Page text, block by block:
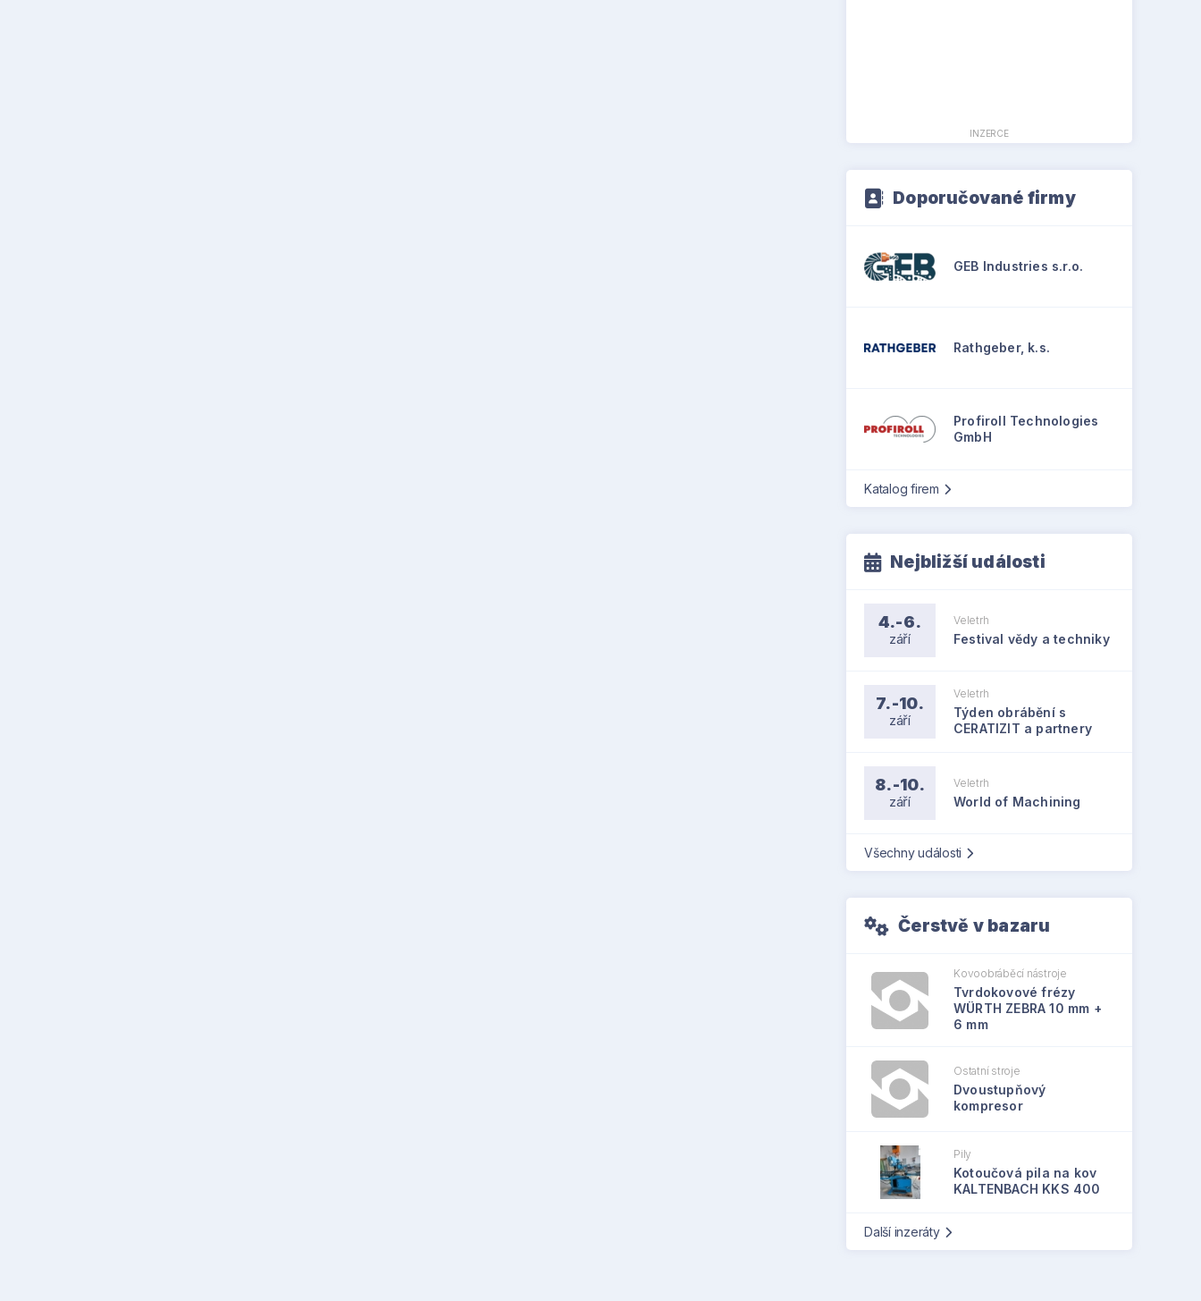
INZERCE
Doporučované firmy
GEB Industries s.r.o.
Rathgeber, k.s.
Profiroll Technologies
GmbH
Katalog firem
Nejbližší události
4.-6.
září
Veletrh
Festival vědy a techniky
7.-10.
září
Veletrh
Týden obrábění s
CERATIZIT a partnery
8.-10.
září
Veletrh
World of Machining
Všechny události
Čerstvě v bazaru
Kovoobráběcí nástroje
Tvrdokovové frézy
WÜRTH ZEBRA 10 mm +
6 mm
Ostatní stroje
Dvoustupňový
kompresor
Pily
Kotoučová pila na kov
KALTENBACH KKS 400
Další inzeráty